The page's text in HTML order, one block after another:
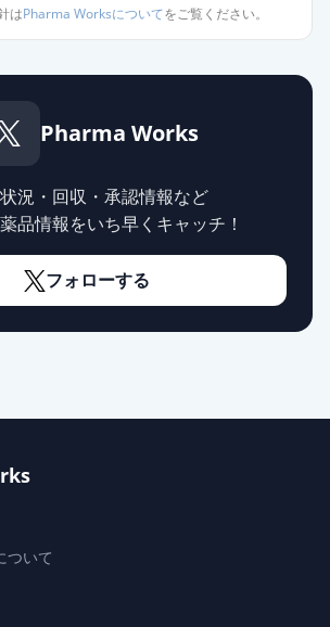
はPharma Worksについてをご覧ください。
Pharma Works
況・回収・承認情報など
品情報をいち早くキャッチ！
フォローする
ついて